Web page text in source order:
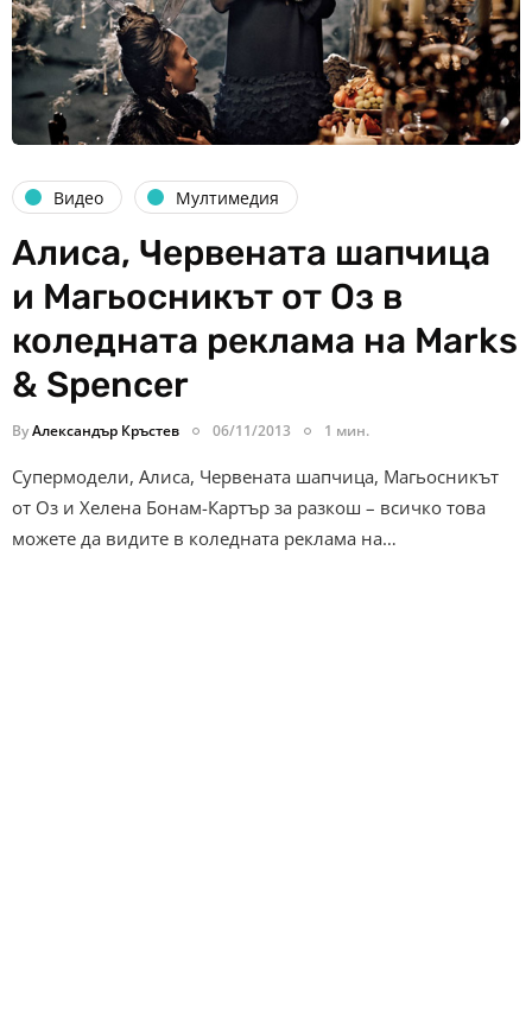
Видео Мултимедия
Алиса, Червената шапчица
и Магьосникът от Оз в
коледната реклама на Marks
& Spencer
ByАлександър Кръстев 06/11/2013 1 мин.
Супермодели, Алиса, Червената шапчица, Магьосникът
от Оз и Хелена Бонам-Картър за разкош – всичко това
можете да видите в коледната реклама на…